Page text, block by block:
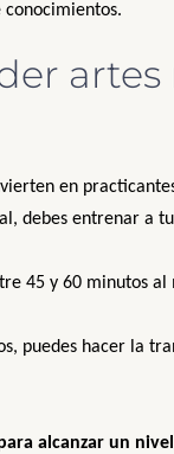
artes
en
debes entrenar a
45 y 60 minutos al
puedes hacer la
alcanzar un